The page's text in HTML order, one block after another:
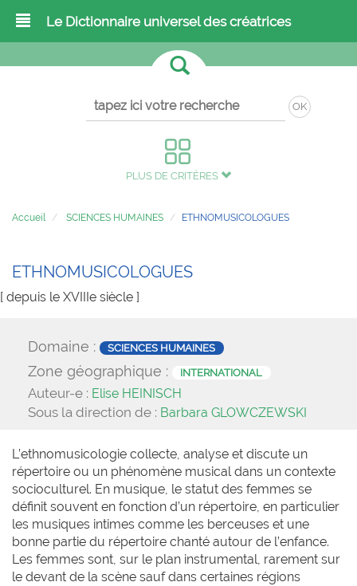
Le Dictionnaire universel des créatrices
OK
PLUS DE CRITÈRES
Accueil SCIENCES HUMAINES ETHNOMUSICOLOGUES
ETHNOMUSICOLOGUES
[ depuis le XVIIIe siècle ]
Domaine : SCIENCES HUMAINES
Zone géographique : INTERNATIONAL
Auteur-e : Elise HEINISCH
Sous la direction de : Barbara GLOWCZEWSKI
L’ethnomusicologie collecte, analyse et discute un
répertoire ou un phénomène musical dans un contexte
socioculturel. En musique, le statut des femmes se
définit souvent en fonction d’un répertoire, en particulier
les musiques intimes comme les berceuses et une
bonne partie du répertoire chanté autour de l’enfance.
Les femmes sont, sur le plan instrumental, rarement sur
le devant de la scène sauf dans certaines régions